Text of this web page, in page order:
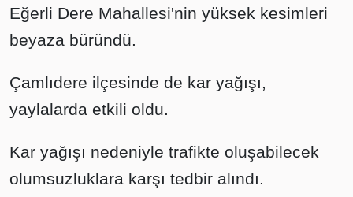
Eğerli Dere Mahallesi'nin yüksek kesimleri
beyaza büründü.
Çamlıdere ilçesinde de kar yağışı,
yaylalarda etkili oldu.
Kar yağışı nedeniyle trafikte oluşabilecek
olumsuzluklara karşı tedbir alındı.